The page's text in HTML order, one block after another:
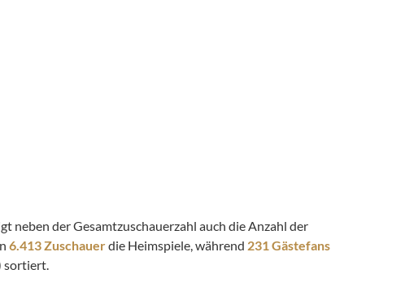
neben der Gesamtzuschauerzahl auch die Anzahl der
6.413 Zuschauerdie Heimspiele, während 231 Gästefans
sortiert.